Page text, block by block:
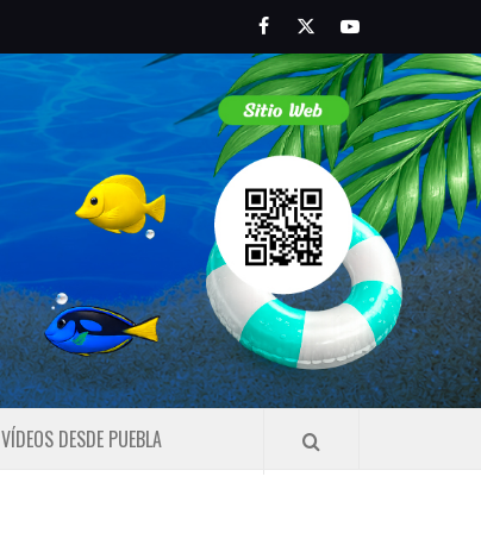
FacebookTwitterYoutube
VÍDEOS DESDE PUEBLA